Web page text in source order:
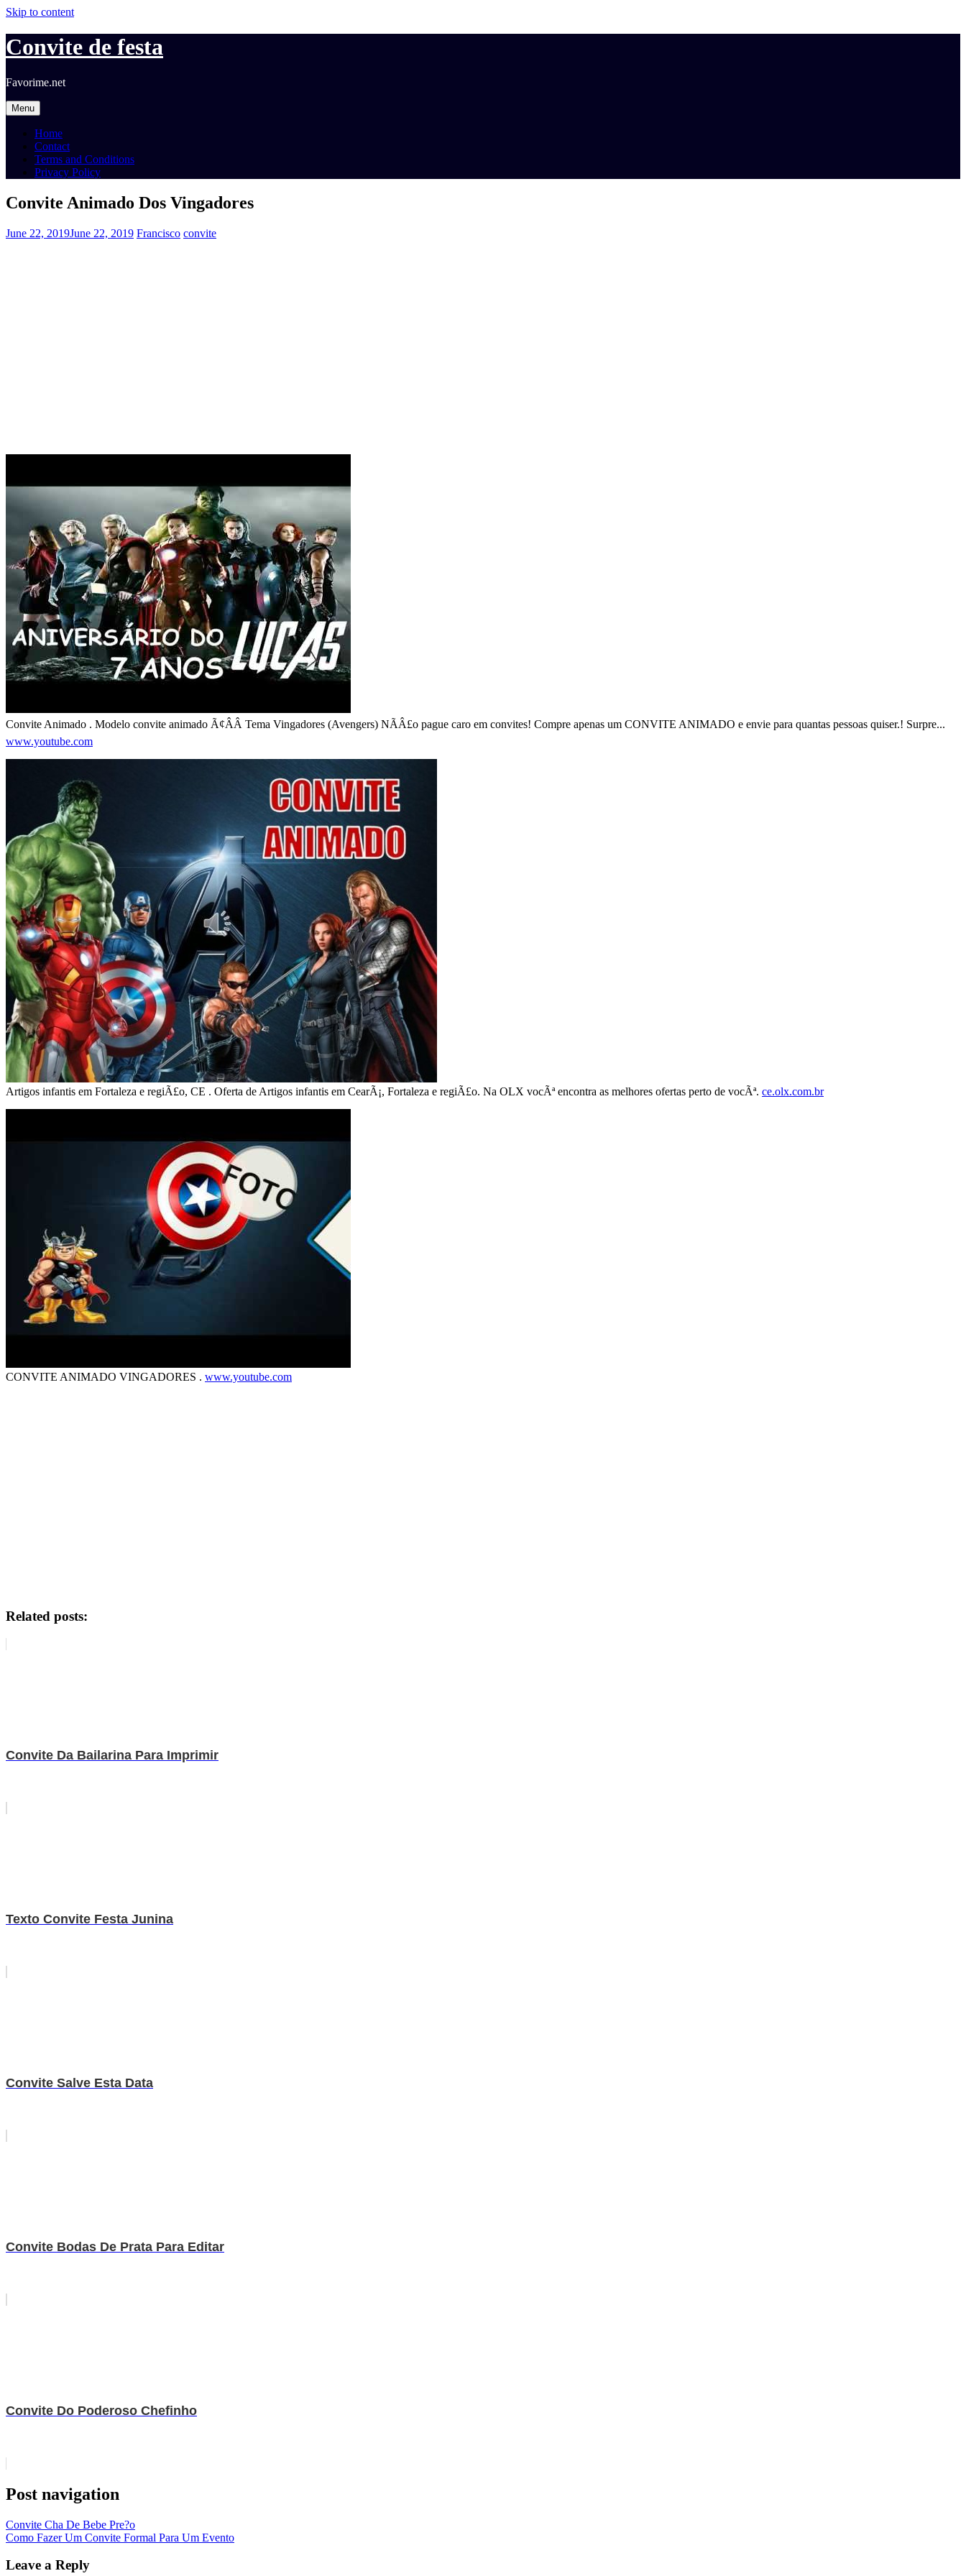
Skip to content
Convite de festa
Favorime.net
Menu
Home
Contact
Terms and Conditions
Privacy Policy
Convite Animado Dos Vingadores
June 22, 2019June 22, 2019 Francisco convite
Convite Animado . Modelo convite animado Ã¢ÂÂ Tema Vingadores (Avengers) NÃÂ£o pague caro em convites! Compre apenas um CONVITE ANIMADO e envie para quantas pessoas quiser.! Surpre...
www.youtube.com
Artigos infantis em Fortaleza e regiÃ£o, CE . Oferta de Artigos infantis em CearÃ¡, Fortaleza e regiÃ£o. Na OLX vocÃª encontra as melhores ofertas perto de vocÃª. ce.olx.com.br
CONVITE ANIMADO VINGADORES . www.youtube.com
Related posts:
Convite Da Bailarina Para Imprimir
Texto Convite Festa Junina
Convite Salve Esta Data
Convite Bodas De Prata Para Editar
Convite Do Poderoso Chefinho
Post navigation
Convite Cha De Bebe Pre?o
Como Fazer Um Convite Formal Para Um Evento
Leave a Reply